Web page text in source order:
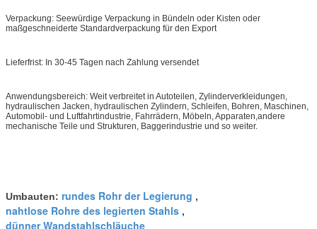
Verpackung: Seewürdige Verpackung in Bündeln oder Kisten oder
maßgeschneiderte Standardverpackung für den Export
Lieferfrist: In 30-45 Tagen nach Zahlung versendet
Anwendungsbereich: Weit verbreitet in Autoteilen, Zylinderverkleidungen,
hydraulischen Jacken, hydraulischen Zylindern, Schleifen, Bohren, Maschinen,
Automobil- und Luftfahrtindustrie, Fahrrädern, Möbeln, Apparaten,andere
mechanische Teile und Strukturen, Baggerindustrie und so weiter.
Umbauten: rundes Rohr der Legierung ,
nahtlose Rohre des legierten Stahls ,
dünner Wandstahlschläuche